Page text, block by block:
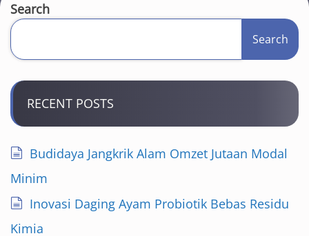
Search
Search
RECENT POSTS
Budidaya Jangkrik Alam Omzet Jutaan Modal
Minim
Inovasi Daging Ayam Probiotik Bebas Residu
Kimia